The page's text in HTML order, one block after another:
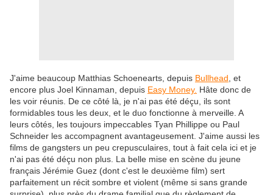
J'aime beaucoup Matthias Schoenearts, depuis Bullhead , et
encore plus Joel Kinnaman, depuis Easy Money. Hâte donc de
les voir réunis. De ce côté là, je n'ai pas été déçu, ils sont
formidables tous les deux, et le duo fonctionne à merveille. A
leurs côtés, les toujours impeccables Tyan Phillippe ou Paul
Schneider les accompagnent avantageusement. J'aime aussi les
films de gangsters un peu crepusculaires, tout à fait cela ici et je
n'ai pas été déçu non plus. La belle mise en scène du jeune
français Jérémie Guez (dont c'est le deuxième film) sert
parfaitement un récit sombre et violent (même si sans grande